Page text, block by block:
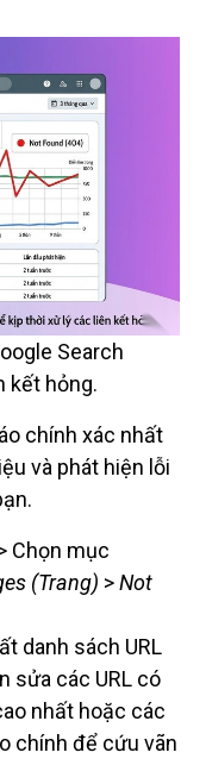
Search
kết hỏng.
và phát hiện lỗi
(Trang)>
sửa các URL có
nhất hoặc các
chính để cứu vãn